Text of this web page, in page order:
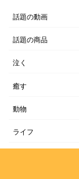
話題の動画
話題の商品
泣く
癒す
動物
ライフ